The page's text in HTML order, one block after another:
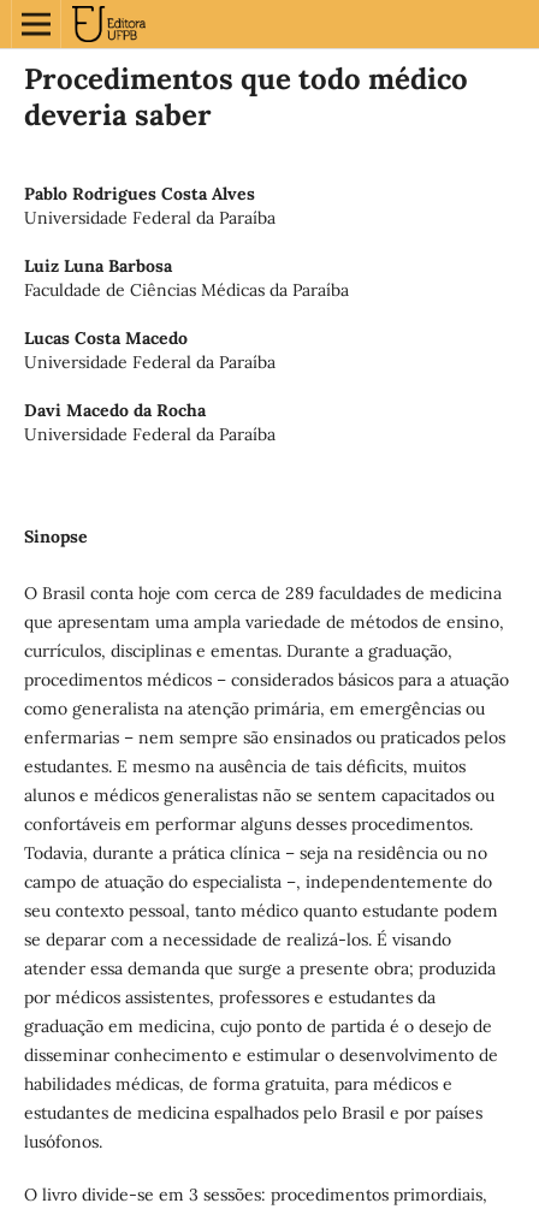
Procedimentos que todo médico
deveria saber
Pablo Rodrigues Costa Alves
Universidade Federal da Paraíba
Luiz Luna Barbosa
Faculdade de Ciências Médicas da Paraíba
Lucas Costa Macedo
Universidade Federal da Paraíba
Davi Macedo da Rocha
Universidade Federal da Paraíba
Sinopse
O Brasil conta hoje com cerca de 289 faculdades de medicina
que apresentam uma ampla variedade de métodos de ensino,
currículos, disciplinas e ementas. Durante a graduação,
procedimentos médicos – considerados básicos para a atuação
como generalista na atenção primária, em emergências ou
enfermarias – nem sempre são ensinados ou praticados pelos
estudantes. E mesmo na ausência de tais déficits, muitos
alunos e médicos generalistas não se sentem capacitados ou
confortáveis em performar alguns desses procedimentos.
Todavia, durante a prática clínica – seja na residência ou no
campo de atuação do especialista –, independentemente do
seu contexto pessoal, tanto médico quanto estudante podem
se deparar com a necessidade de realizá-los. É visando
atender essa demanda que surge a presente obra; produzida
por médicos assistentes, professores e estudantes da
graduação em medicina, cujo ponto de partida é o desejo de
disseminar conhecimento e estimular o desenvolvimento de
habilidades médicas, de forma gratuita, para médicos e
estudantes de medicina espalhados pelo Brasil e por países
lusófonos.
O livro divide-se em 3 sessões: procedimentos primordiais,